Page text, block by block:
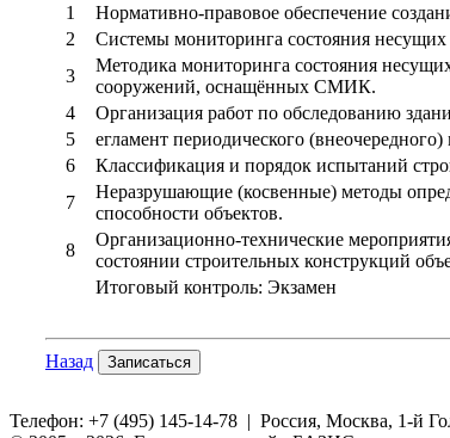
1 Нормативно-правовое обеспечение
2
Системы мониторинга состояния
3
Методика мониторинга состояния
сооружений, оснащённых СМИК.
4
Организация работ по обследованию
5
егламент периодического
6
Классификация и порядок испытаний
7
Неразрушающие (косвенные) методы
способности объектов.
8
Организационно-технические
состоянии строительных конструкций
Итоговый контроль: Экзамен
Назад Записаться
Телефон: +7 (495) 145-14-78 | Россия, Москва, 1-й